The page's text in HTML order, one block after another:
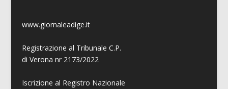
www.giornaleadige.it
Registrazione al Tribunale C.P.
di Verona nr 2173/2022
Iscrizione al Registro Nazionale